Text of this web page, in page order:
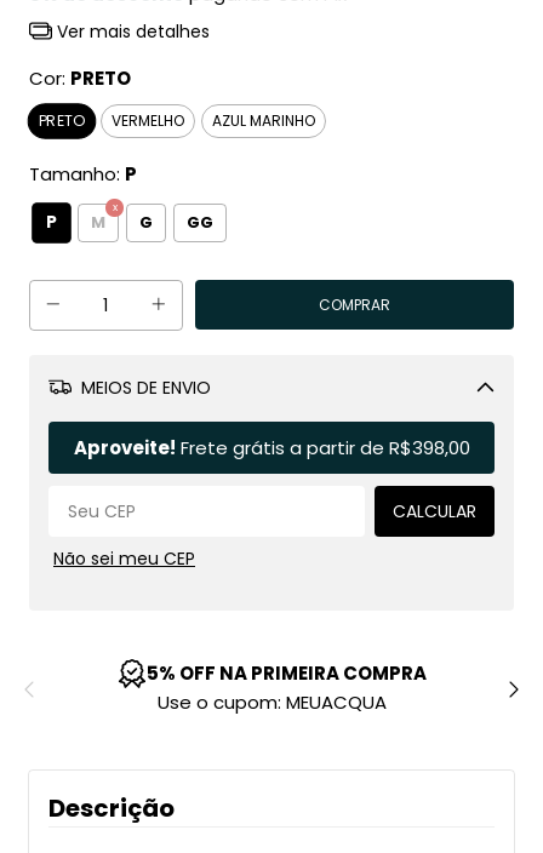
Ver mais detalhes
Cor: PRETO
PRETO VERMELHO AZUL MARINHO
Tamanho: P
P M G GG
MEIOS DE ENVIO
Aproveite! Frete grátis a partir de R$398,00
CALCULAR
Não sei meu CEP
5% OFF NA PRIMEIRA COMPRA
Use o cupom: MEUACQUA
Descrição